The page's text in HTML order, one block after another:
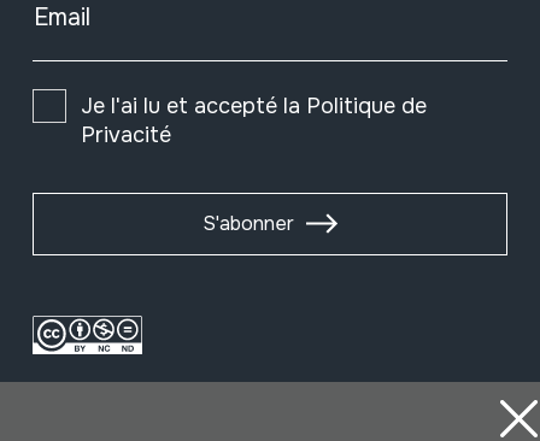
Email
Je l'ai lu et accepté la Politique de
Privacité
S'abonner